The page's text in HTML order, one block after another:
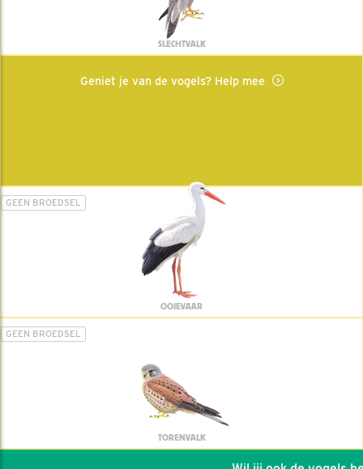
SLECHTVALK
Geniet je van de vogels? Help mee
GEEN BROEDSEL
OOIEVAAR
GEEN BROEDSEL
TORENVALK